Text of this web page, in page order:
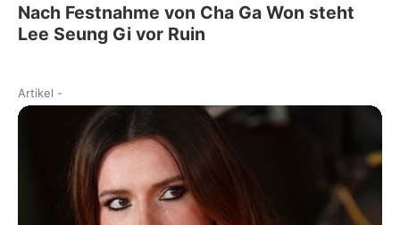
Nach Festnahme von Cha Ga Won steht
Lee Seung Gi vor Ruin
Artikel -